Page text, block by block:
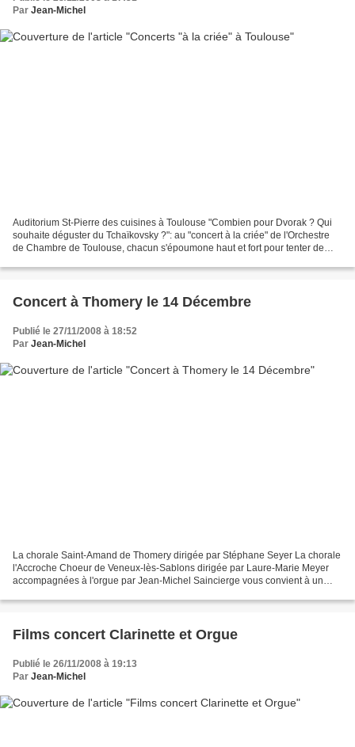
Par Jean-Michel
Auditorium St-Pierre des cuisines à Toulouse "Combien pour Dvorak ? Qui
souhaite déguster du Tchaïkovsky ?": au "concert à la criée" de l'Orchestre
de Chambre de Toulouse, chacun s'époumone haut et fort pour tenter de
Concert à Thomery le 14 Décembre
Publié le 27/11/2008 à 18:52
Par Jean-Michel
La chorale Saint-Amand de Thomery dirigée par Stéphane Seyer La chorale
l'Accroche Choeur de Veneux-lès-Sablons dirigée par Laure-Marie Meyer
accompagnées à l'orgue par Jean-Michel Saincierge vous convient à un
Films concert Clarinette et Orgue
Publié le 26/11/2008 à 19:13
Par Jean-Michel